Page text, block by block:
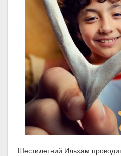
Шестилетний Ильхам